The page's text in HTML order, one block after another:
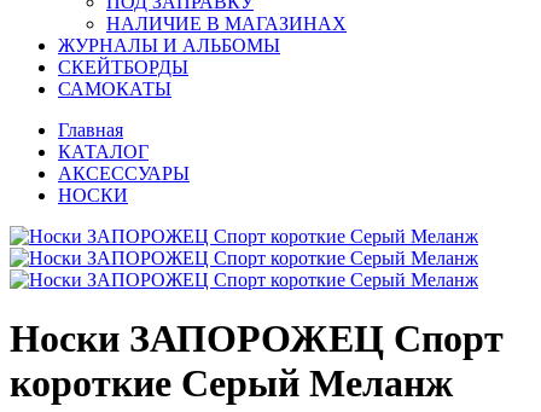
НАЛИЧИЕ В МАГАЗИНАХ
ЖУРНАЛЫ И АЛЬБОМЫ
СКЕЙТБОРДЫ
САМОКАТЫ
Главная
КАТАЛОГ
АКСЕССУАРЫ
НОСКИ
Носки ЗАПОРОЖЕЦ Спорт
короткие Серый Меланж